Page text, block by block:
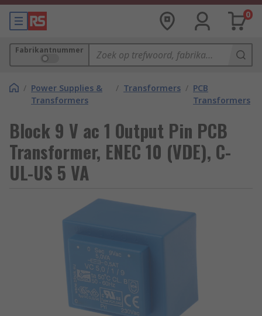
0
Fabrikantnummer
/ Power Supplies &
Transformers
/ Transformers / PCB
Transformers
Block 9 V ac 1 Output Pin PCB
Transformer, ENEC 10 (VDE), C-
UL-US 5 VA